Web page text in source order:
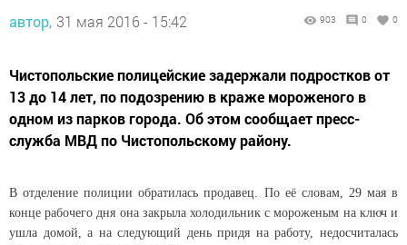
автор, 31 мая 2016 - 15:42 903 0 0
Чистопольские полицейские задержали подростков от
13 до 14 лет, по подозрению в краже мороженого в
одном из парков города. Об этом сообщает пресс-
служба МВД по Чистопольскому району.
В отделение полиции обратилась продавец. По её словам, 29 мая в
конце рабочего дня она закрыла холодильник с мороженым на ключ и
ушла домой, а на следующий день придя на работу, недосчиталась